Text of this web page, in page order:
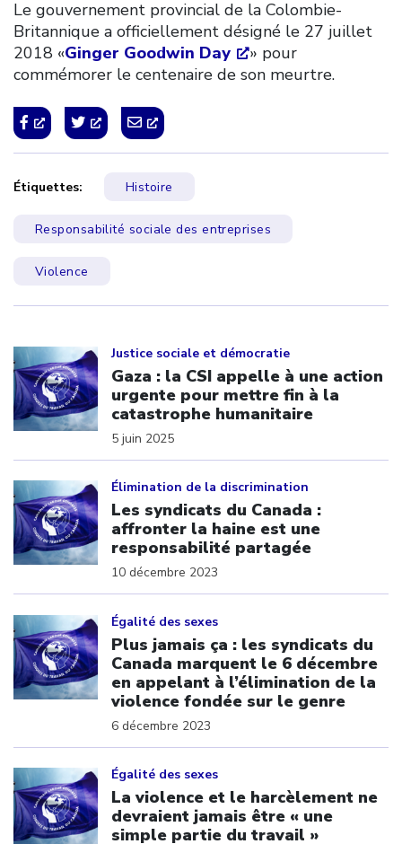
Le gouvernement provincial de la Colombie-
Britannique a officiellement désigné le 27 juillet
2018 «Ginger Goodwin Day
» pour
commémorer le centenaire de son meurtre.
Étiquettes: Histoire
Responsabilité sociale des entreprises
Violence
Justice sociale et démocratie
Gaza : la CSI appelle à une action
urgente pour mettre fin à la
catastrophe humanitaire
5 juin 2025
Élimination de la discrimination
Les syndicats du Canada :
affronter la haine est une
responsabilité partagée
10 décembre 2023
Égalité des sexes
Plus jamais ça : les syndicats du
Canada marquent le 6 décembre
en appelant à l’élimination de la
violence fondée sur le genre
6 décembre 2023
Égalité des sexes
La violence et le harcèlement ne
devraient jamais être « une
simple partie du travail »